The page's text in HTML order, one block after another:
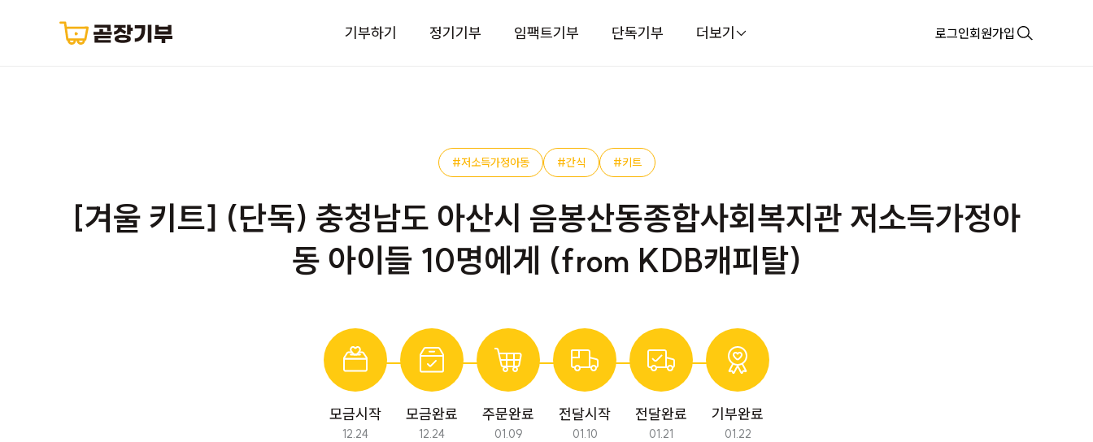
기부하기 정기기부 임팩트기부 단독기부 더보기 로그인회원가입
#저소득가정아동 #간식 #키트
[겨울 키트] (단독) 충청남도 아산시 음봉산동종합사회복지관 저소득가정아
동 아이들 10명에게 (from KDB캐피탈)
모금시작
12.24
모금완료
12.24
주문완료
01.09
전달시작
01.10
전달완료
01.21
기부완료
01.22